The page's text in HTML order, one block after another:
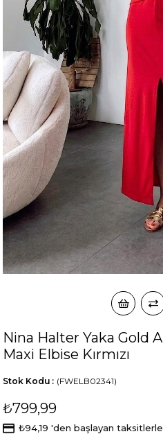
Nina Halter Yaka Gold
Maxi Elbise Kırmızı
(FWELB02341)
Stok Kodu
₺799,99
₺94,19 'den başlayan taksitlerle
okudum onay veriyorum.
Paylaştığım bilgilerin
KVKK
WhatsApp üzerinden